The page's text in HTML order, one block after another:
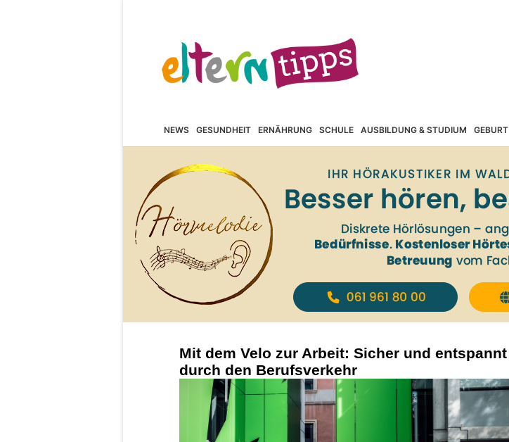
NEWS GESUNDHEIT ERNÄHRUNG SCHULE AUSBILDUNG & STUDIUM GEBURT
Mit dem Velo zur Arbeit: Sicher und entspannt
durch den Berufsverkehr